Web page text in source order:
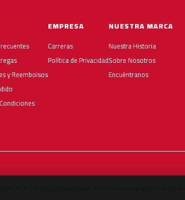
y Reembolsos
EMPRESA
Carreras
Política de Privacidad
NUESTRA MARCA
Nuestra Historia
Sobre Nosotros
Encuéntranos